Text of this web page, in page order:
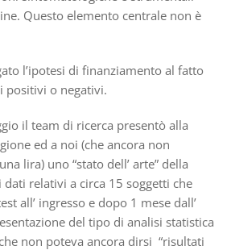
Questo elemento centrale non è
l’ipotesi di finanziamento al fatto
positivi o negativi.
il team di ricerca presentò alla
ed a noi (che ancora non
lira) uno “stato dell’ arte” della
dati relativi a circa 15 soggetti che
all’ ingresso e dopo 1 mese dall’
del tipo di analisi statistica
non poteva ancora dirsi “risultati